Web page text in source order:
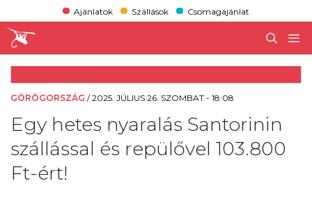
Ajánlatok Szállások Csomagajánlat
GÖRÖGORSZÁG /2025. JÚLIUS 26. SZOMBAT - 18:08
Egy hetes nyaralás Santorinin
szállással és repülővel 103.800
Ft-ért!